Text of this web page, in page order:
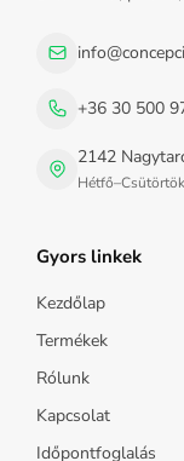
+36 30 500
2142
Gyors linkek
Kezdőlap
Termékek
Rólunk
Kapcsolat
Időpontfoglalás